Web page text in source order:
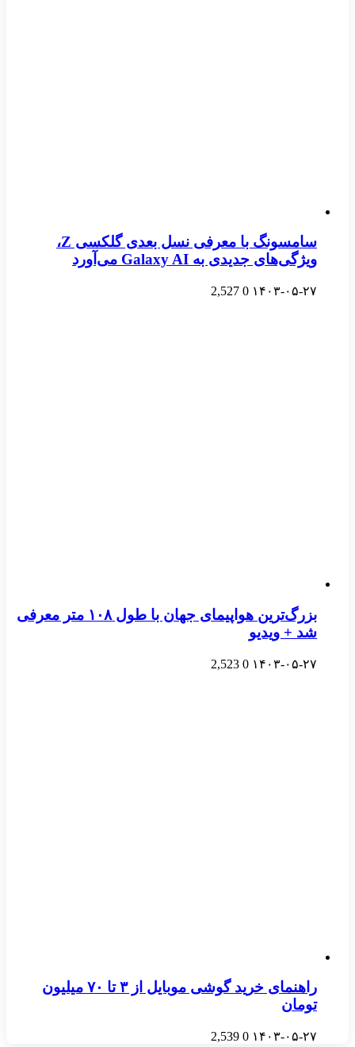
سامسونگ با معرفی نسل بعدی گلکسی Z،
ویژگی‌های جدیدی به Galaxy AI می‌آورد
۱۴۰۳-۰۵-۲۷ 0
2,527
بزرگ‌ترین هواپیمای جهان با طول ۱۰۸ متر معرفی
شد + ویدیو
۱۴۰۳-۰۵-۲۷ 0
2,523
راهنمای خرید گوشی موبایل از ٣ تا ۷۰ میلیون
تومان
۱۴۰۳-۰۵-۲۷ 0
2,539